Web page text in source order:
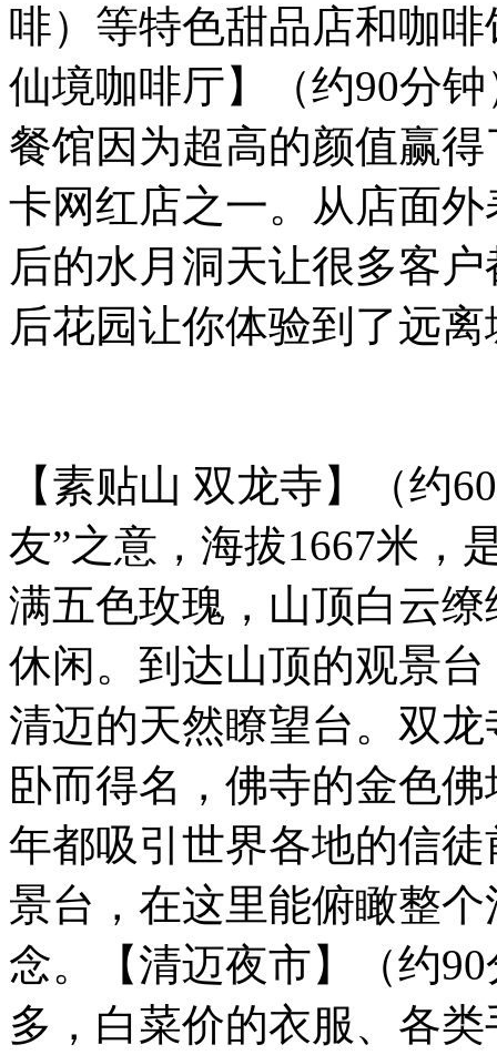
啡）等特色甜品店和咖
仙境咖啡厅】（约90分
餐馆因为超高的颜值赢
卡网红店之一。从店面
后的水月洞天让很多客
后花园让你体验到了远
【素贴山 双龙寺】（约
友”之意，海拔1667米，
满五色玫瑰，山顶白云
休闲。到达山顶的观景
清迈的天然瞭望台。双
卧而得名，佛寺的金色
年都吸引世界各地的信
景台，在这里能俯瞰整
念。【清迈夜市】（约
多，白菜价的衣服、各